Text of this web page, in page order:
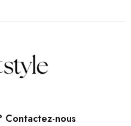
Contactez-nous